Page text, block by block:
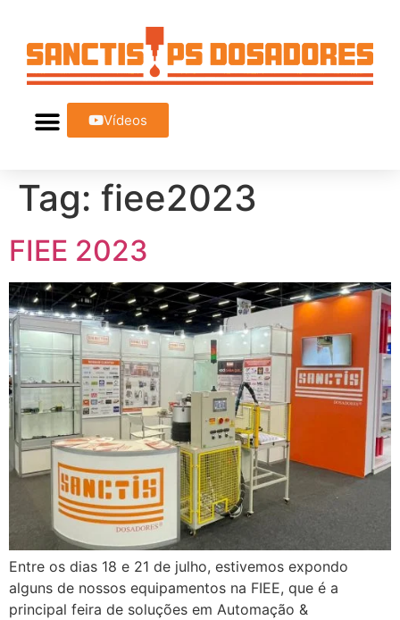
Vídeos
Tag: fiee2023
FIEE 2023
Entre os dias 18 e 21 de julho, estivemos expondo
alguns de nossos equipamentos na FIEE, que é a
principal feira de soluções em Automação &